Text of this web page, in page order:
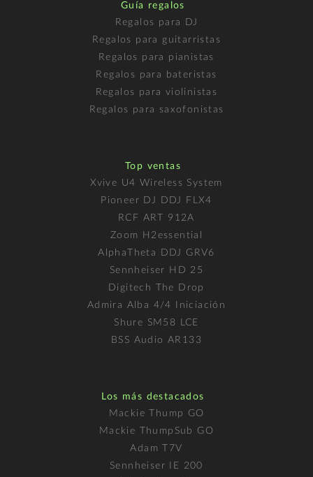
Guía regalos
Regalos para DJ
Regalos para guitarristas
Regalos para pianistas
Regalos para bateristas
Regalos para violinistas
Regalos para saxofonistas
Top ventas
Xvive U4 Wireless System
Pioneer DJ DDJ FLX4
RCF ART 912A
Zoom H2essential
AlphaTheta DDJ GRV6
Sennheiser HD 25
Digitech The Drop
Admira Alba 4/4 Iniciación
Shure SM58 LCE
BSS Audio AR133
Los más destacados
Mackie Thump GO
Mackie ThumpSub GO
Adam T7V
Sennheiser IE 200